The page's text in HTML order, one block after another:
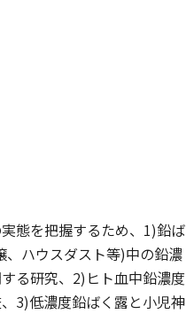
態を把握するため、1)鉛ば
、ハウスダスト等)中の鉛濃
る研究、2)ヒト血中鉛濃度
3)低濃度鉛ばく露と小児神